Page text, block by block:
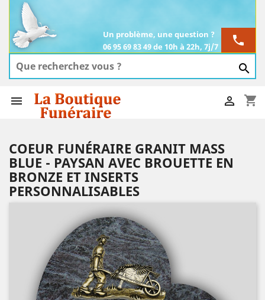
phone
Un problème, une question ?
06 95 69 83 49 de 10h à 22h, 7j/7

 shopping_cart

COEUR FUNÉRAIRE GRANIT MASS
BLUE - PAYSAN AVEC BROUETTE EN
BRONZE ET INSERTS
PERSONNALISABLES